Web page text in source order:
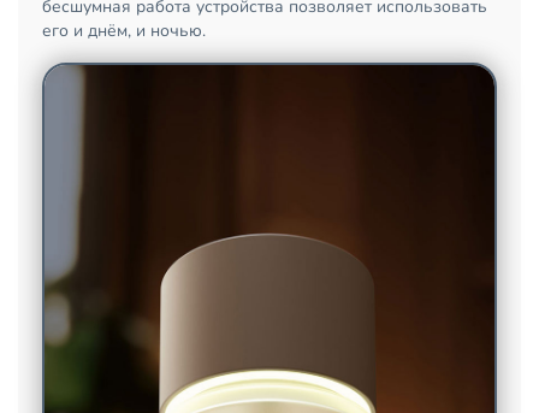
бесшумная работа устройства позволяет использовать
его и днём, и ночью.